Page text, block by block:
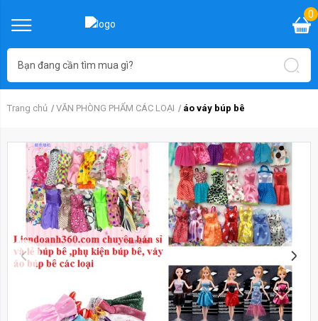
0
Trang chủ VĂN PHÒNG PHẨM CÁC LOẠI áo váy búp bê